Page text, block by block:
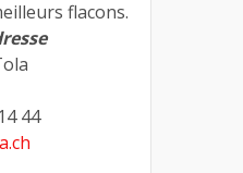
flacons.
44